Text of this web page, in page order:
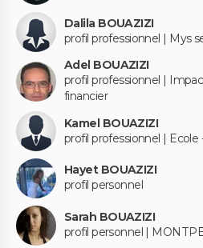
Dalila BOUAZIZI
profil professionnel | Mys
Adel BOUAZIZI
profil professionnel |
financier
Kamel BOUAZIZI
profil professionnel | Ecole
Hayet BOUAZIZI
profil personnel
Sarah BOUAZIZI
profil personnel |